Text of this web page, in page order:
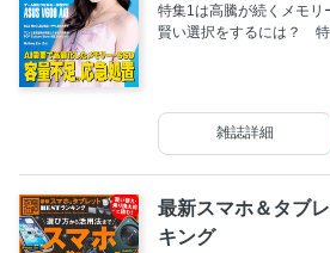
特集1は高騰が続くメモリ
賢い選択をするには？ 特
雑誌詳細
最新スマホ＆タブ
キング